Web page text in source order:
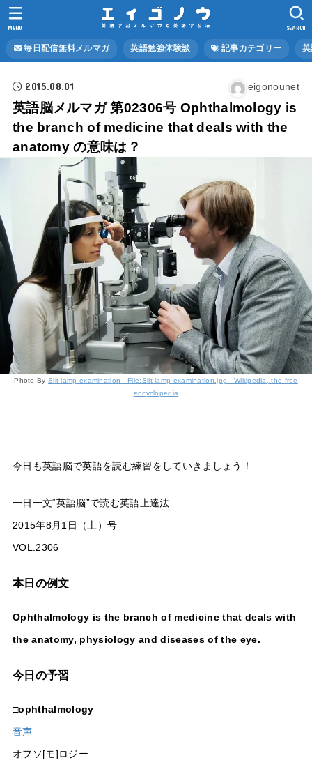
毎日配信無料メルマガ 英語勉強体験談 記事カテゴリー
SEARCH
MENU
2015.08.01 eigonounet
英語脳メルマガ 第02306号 Ophthalmology is
the branch of medicine that deals with the
anatomy の意味は？
Photo By Slit lamp examination - File:Slit lamp examination.jpg - Wikipedia, the free
encyclopedia
今日も英語脳で英語を読む練習をしていきましょう！
一日一文“英語脳”で読む英語上達法
2015年8月1日（土）号
VOL.2306
本日の例文
Ophthalmology is the branch of medicine that deals with
the anatomy, physiology and diseases of the eye.
今日の予習
□ophthalmology
音声
オフソ[モ]ロジー